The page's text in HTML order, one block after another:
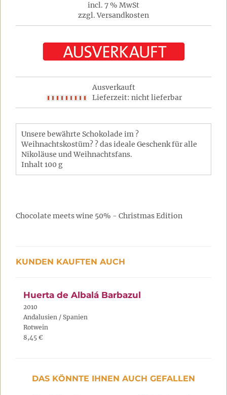
incl. 7 % MwSt
zzgl. Versandkosten
Ausverkauft
Lieferzeit: nicht lieferbar
Unsere bewährte Schokolade im ?
Weihnachtskostüm? ? das ideale Geschenk für alle
Nikoläuse und Weihnachtsfans.
Inhalt 100 g
Chocolate meets wine 50% - Christmas Edition
KUNDEN KAUFTEN AUCH
Huerta de Albalá Barbazul
2010
Andalusien / Spanien
Rotwein
8,45 €
DAS KÖNNTE IHNEN AUCH GEFALLEN